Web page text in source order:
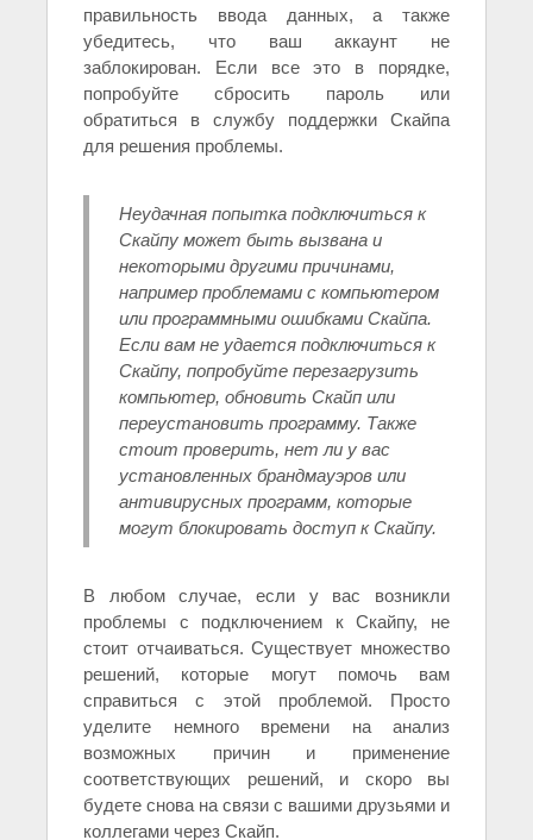
правильность ввода данных, а также
убедитесь, что ваш аккаунт не
заблокирован. Если все это в порядке,
попробуйте сбросить пароль или
обратиться в службу поддержки Скайпа
для решения проблемы.
Неудачная попытка подключиться к
Скайпу может быть вызвана и
некоторыми другими причинами,
например проблемами с компьютером
или программными ошибками Скайпа.
Если вам не удается подключиться к
Скайпу, попробуйте перезагрузить
компьютер, обновить Скайп или
переустановить программу. Также
стоит проверить, нет ли у вас
установленных брандмауэров или
антивирусных программ, которые
могут блокировать доступ к Скайпу.
В любом случае, если у вас возникли
проблемы с подключением к Скайпу, не
стоит отчаиваться. Существует множество
решений, которые могут помочь вам
справиться с этой проблемой. Просто
уделите немного времени на анализ
возможных причин и применение
соответствующих решений, и скоро вы
будете снова на связи с вашими друзьями и
коллегами через Скайп.